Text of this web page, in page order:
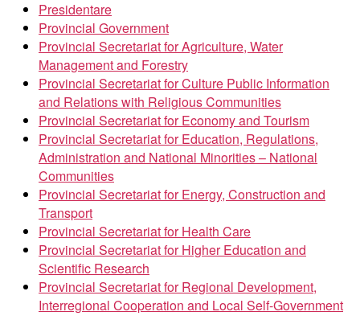
Presidentare
Provincial Government
Provincial Secretariat for Agriculture, Water
Management and Forestry
Provincial Secretariat for Culture Public Information
and Relations with Religious Communities
Provincial Secretariat for Economy and Tourism
Provincial Secretariat for Education, Regulations,
Administration and National Minorities – National
Communities
Provincial Secretariat for Energy, Construction and
Transport
Provincial Secretariat for Health Care
Provincial Secretariat for Higher Education and
Scientific Research
Provincial Secretariat for Regional Development,
Interregional Cooperation and Local Self-Government